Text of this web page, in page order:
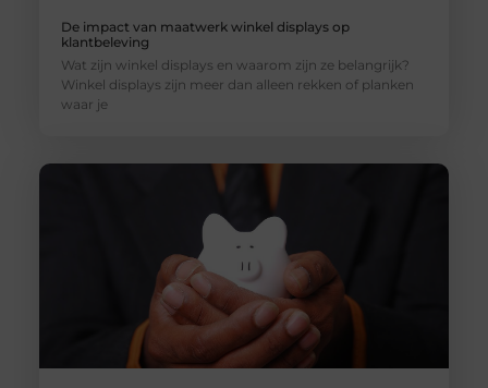
De impact van maatwerk winkel displays op
klantbeleving
Wat zijn winkel displays en waarom zijn ze belangrijk?
Winkel displays zijn meer dan alleen rekken of planken
waar je